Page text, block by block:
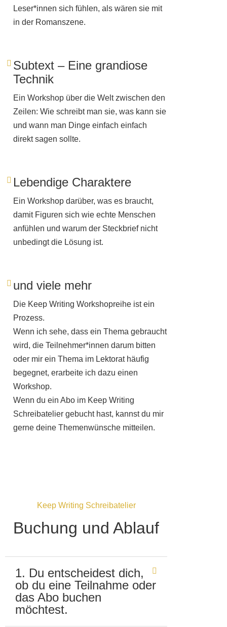
Leser*innen sich fühlen, als wären sie mit
in der Romanszene.
Subtext – Eine grandiose
Technik
Ein Workshop über die Welt zwischen den
Zeilen: Wie schreibt man sie, was kann sie
und wann man Dinge einfach einfach
direkt sagen sollte.
Lebendige Charaktere
Ein Workshop darüber, was es braucht,
damit Figuren sich wie echte Menschen
anfühlen und warum der Steckbrief nicht
unbedingt die Lösung ist.
und viele mehr
Die Keep Writing Workshopreihe ist ein
Prozess.
Wenn ich sehe, dass ein Thema gebraucht
wird, die Teilnehmer*innen darum bitten
oder mir ein Thema im Lektorat häufig
begegnet, erarbeite ich dazu einen
Workshop.
Wenn du ein Abo im Keep Writing
Schreibatelier gebucht hast, kannst du mir
gerne deine Themenwünsche mitteilen.
Keep Writing Schreibatelier
Buchung und Ablauf
1. Du entscheidest dich,
ob du eine Teilnahme oder
das Abo buchen
möchtest.